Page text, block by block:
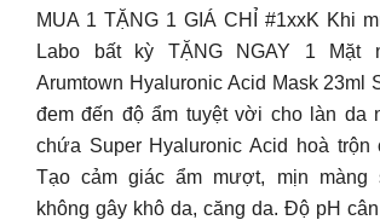
MUA 1 TẶNG 1 GIÁ CHỈ #1xxK Khi
Labo bất kỳ TẶNG NGAY 1 Mặt
Arumtown Hyaluronic Acid Mask 23ml
đem đến độ ẩm tuyệt vời cho làn da
chứa Super Hyaluronic Acid hoà trộn
Tạo cảm giác ẩm mượt, mịn màng
không gây khô da, căng da. Độ pH